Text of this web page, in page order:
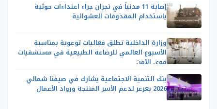
إصابة 11 مدنياً في نجران جراء اعتداءات حوثية
باستخدام المقذوفات العشوائية
وزارة الداخلية تطلق فعاليات توعوية بمناسبة
الأسبوع العالمي للرضاعة الطبيعية في مستشفيات
قوى الأمن
بنك التنمية الاجتماعية يشارك في صيفنا شمالي
2026 بعرعر لدعم الأسر المنتجة ورواد الأعمال